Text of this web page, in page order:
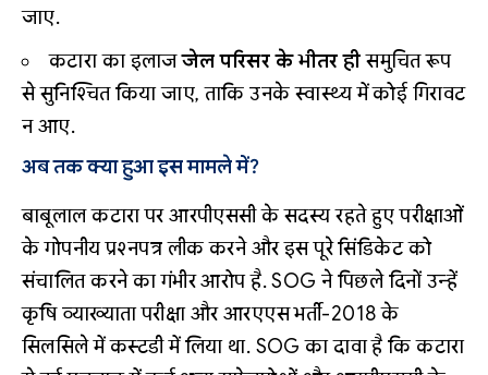
जाए.
कटारा का इलाजजेल परिसर के भीतर हीसमुचित रूप
से सुनिश्चित किया जाए, ताकि उनके स्वास्थ्य में कोई गिरावट
न आए.
अब तक क्या हुआ इस मामले में?
बाबूलाल कटारा पर आरपीएससी के सदस्य रहते हुए परीक्षाओं
के गोपनीय प्रश्नपत्र लीक करने और इस पूरे सिंडिकेट को
संचालित करने का गंभीर आरोप है. SOG ने पिछले दिनों उन्हें
कृषि व्याख्याता परीक्षा और आरएएस भर्ती-2018 के
सिलसिले में कस्टडी में लिया था. SOG का दावा है कि कटारा